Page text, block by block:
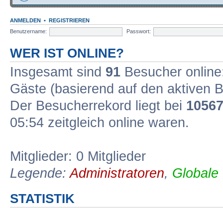
ANMELDEN • REGISTRIEREN
Benutzername:
Passwort:
WER IST ONLINE?
Insgesamt sind 91 Besucher
Gäste (basierend auf den aktiven
Der Besucherrekord liegt bei 10567
05:54 zeitgleich online waren.
Mitglieder: 0 Mitglieder
Legende:Administratoren, Globale
STATISTIK